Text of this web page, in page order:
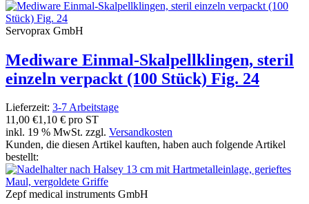
Servoprax GmbH
Mediware Einmal-Skalpellklingen, steril
einzeln verpackt (100 Stück) Fig. 24
Lieferzeit: 3-7 Arbeitstage
11,00 €1,10 € pro ST
inkl. 19 % MwSt. zzgl. Versandkosten
Kunden, die diesen Artikel kauften, haben auch folgende Artikel
bestellt:
Zepf medical instruments GmbH